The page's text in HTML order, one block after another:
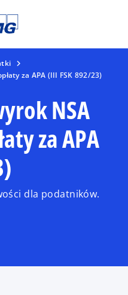
za APA (III FSK 892/23)
NSA
za APA
dla podatników.